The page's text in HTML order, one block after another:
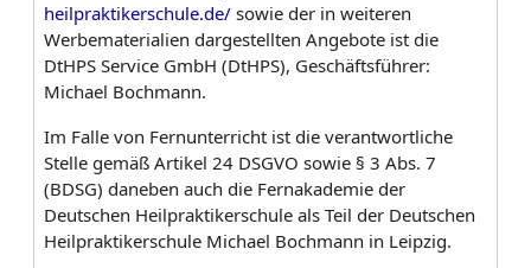
heilpraktikerschule.de/ sowie der in weiteren
Werbematerialien dargestellten Angebote ist die
DtHPS Service GmbH (DtHPS), Geschäftsführer:
Michael Bochmann.
Im Falle von Fernunterricht ist die verantwortliche
Stelle gemäß Artikel 24 DSGVO sowie § 3 Abs. 7
(BDSG) daneben auch die Fernakademie der
Deutschen Heilpraktikerschule als Teil der Deutschen
Heilpraktikerschule Michael Bochmann in Leipzig.